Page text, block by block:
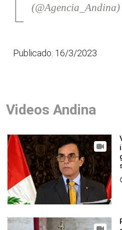
(@Agencia_Andina)
Publicado: 16/3/2023
Videos Andina